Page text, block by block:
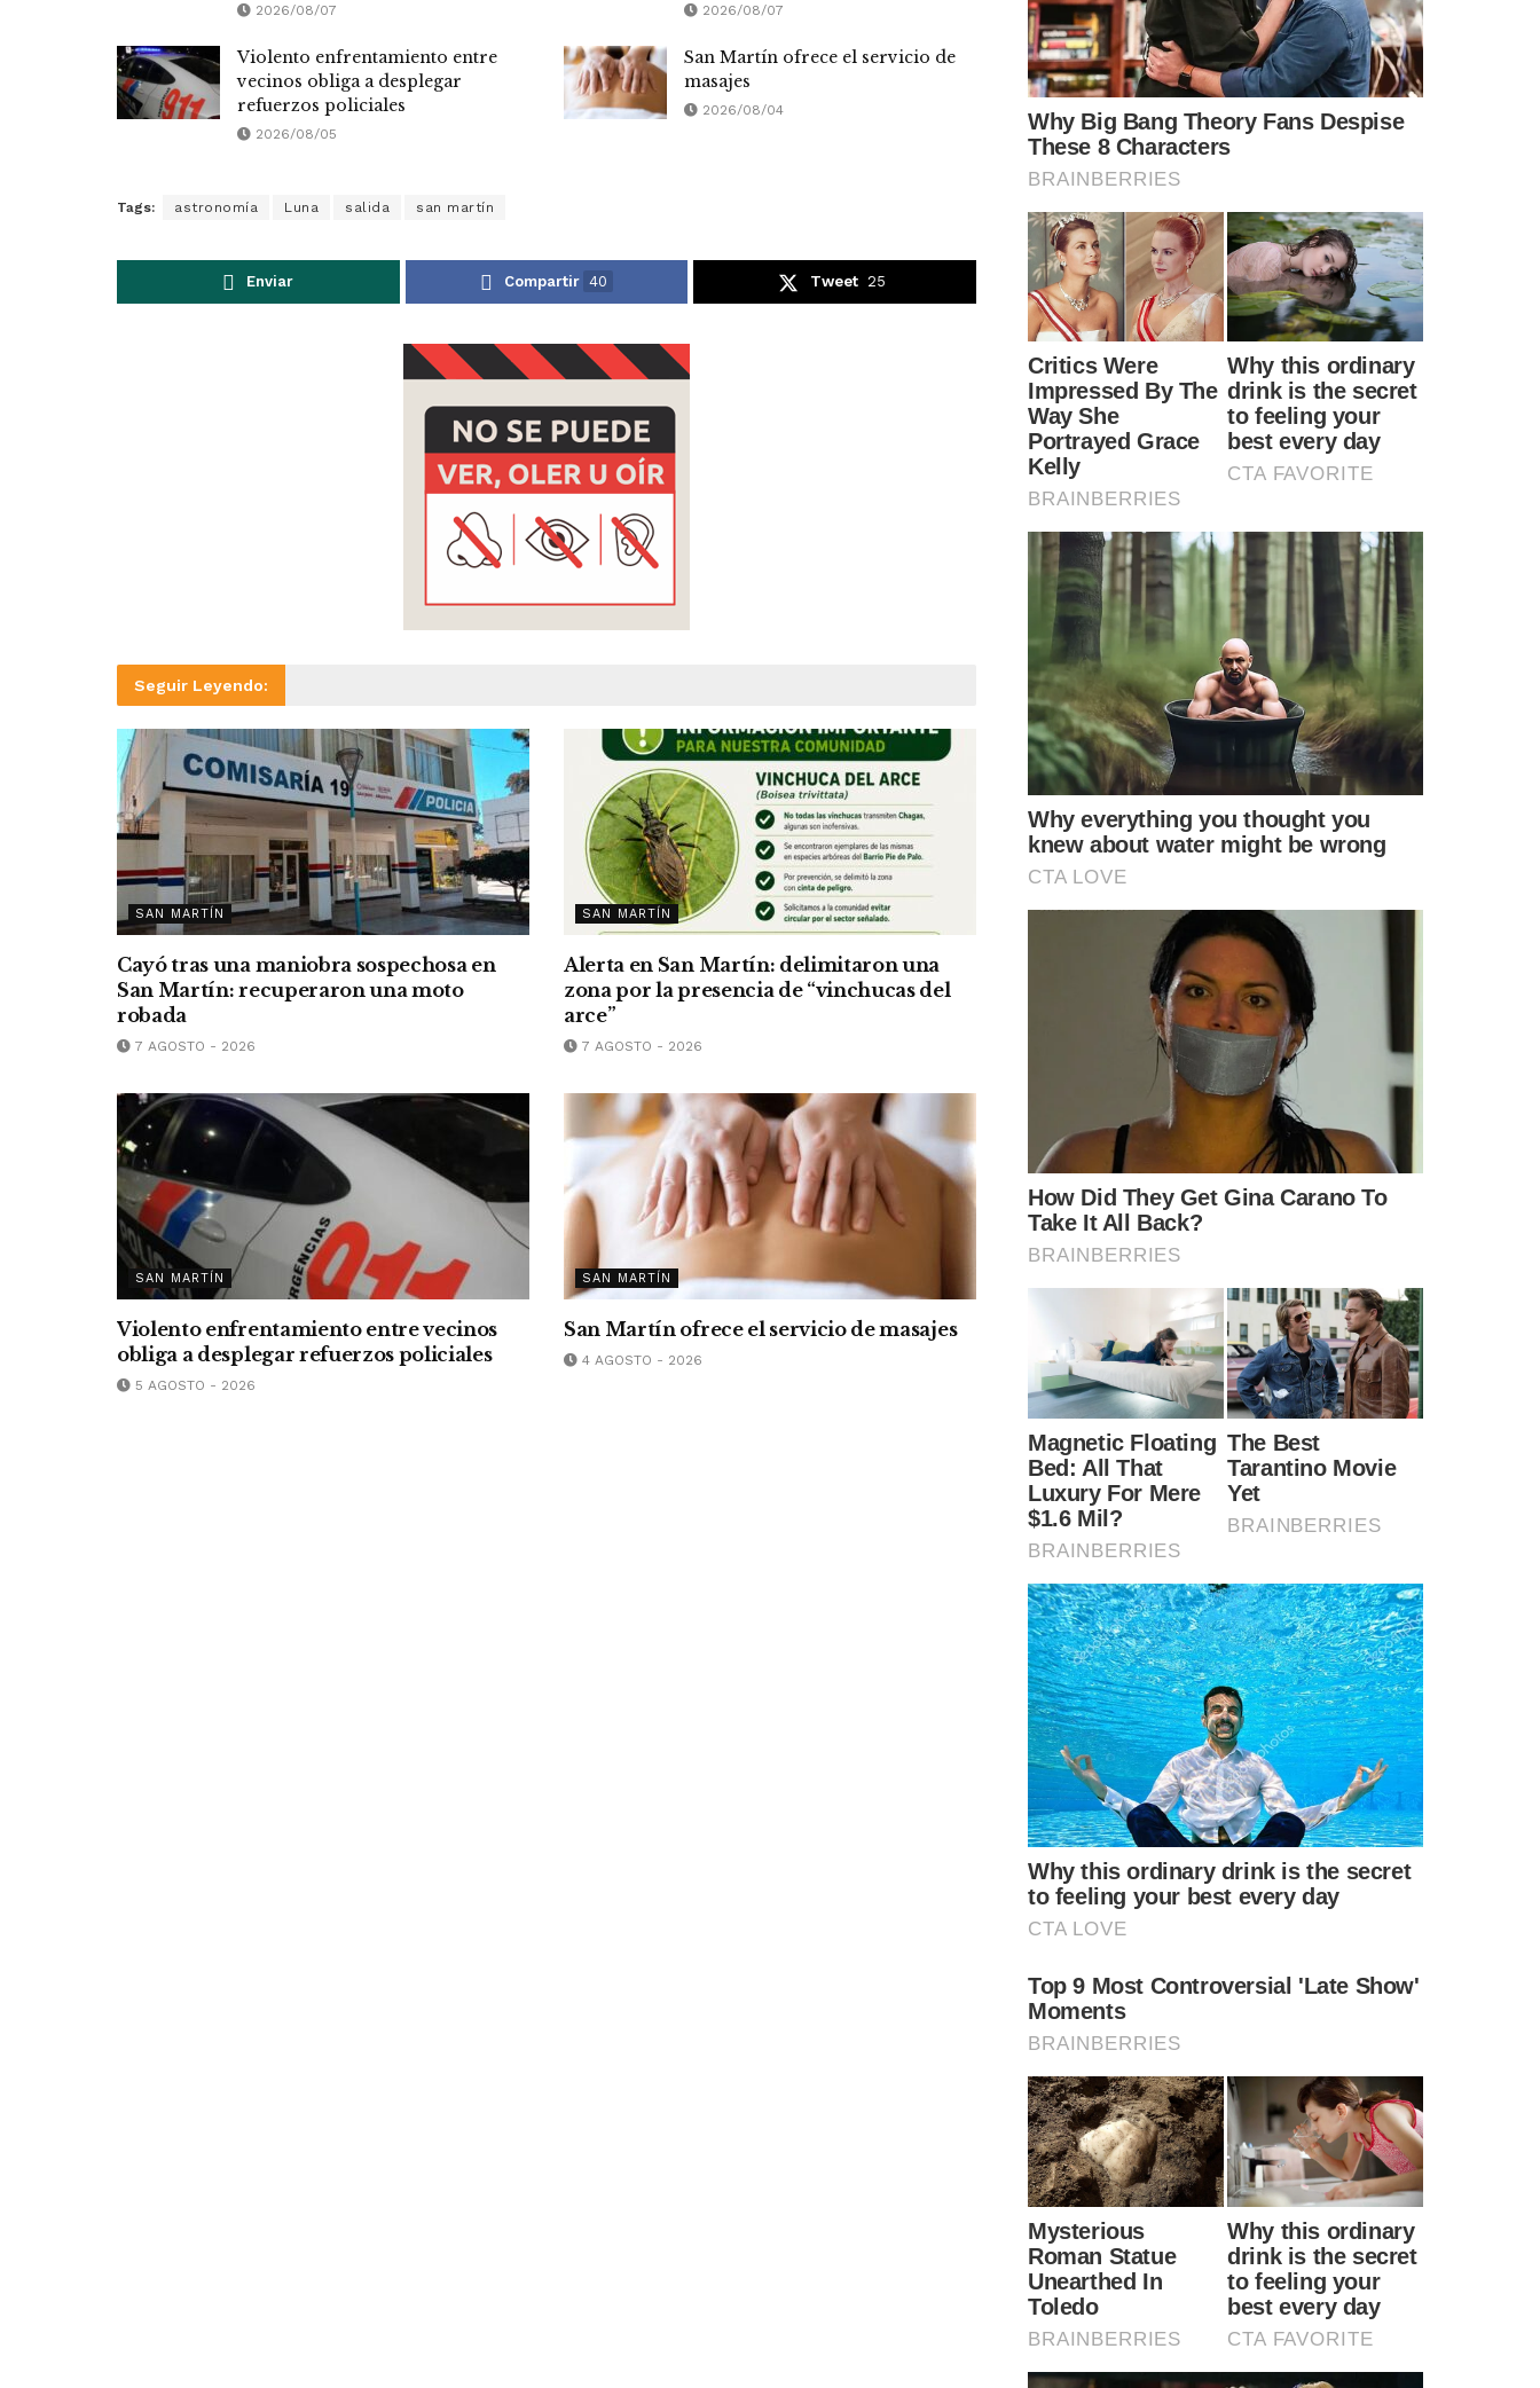
2026/08/07 2026/08/07
Violento enfrentamiento entre
vecinos obliga a desplegar
refuerzos policiales
2026/08/05
San Martín ofrece el servicio de
masajes
2026/08/04
Tags: astronomía Luna salida san martín
Enviar Compartir 40 Tweet 25
Seguir Leyendo:
SAN MARTÍN
Cayó tras una maniobra sospechosa en
San Martín: recuperaron una moto
robada
7 AGOSTO - 2026
SAN MARTÍN
Alerta en San Martín: delimitaron una
zona por la presencia de “vinchucas del
arce”
7 AGOSTO - 2026
SAN MARTÍN
Violento enfrentamiento entre vecinos
obliga a desplegar refuerzos policiales
5 AGOSTO - 2026
SAN MARTÍN
San Martín ofrece el servicio de masajes
4 AGOSTO - 2026